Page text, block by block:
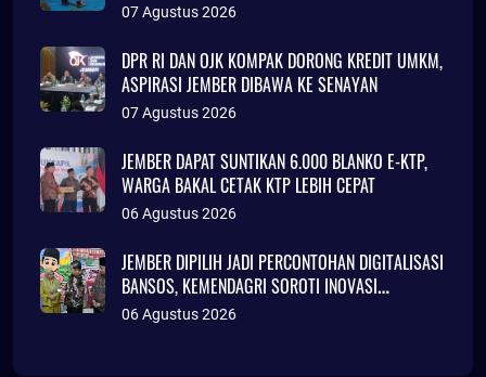
07 Agustus 2026
DPR RI DAN OJK KOMPAK DORONG KREDIT UMKM,
ASPIRASI JEMBER DIBAWA KE SENAYAN
07 Agustus 2026
JEMBER DAPAT SUNTIKAN 6.000 BLANKO E-KTP,
WARGA BAKAL CETAK KTP LEBIH CEPAT
06 Agustus 2026
JEMBER DIPILIH JADI PERCONTOHAN DIGITALISASI
BANSOS, KEMENDAGRI SOROTI INOVASI
ADMINDUK
06 Agustus 2026